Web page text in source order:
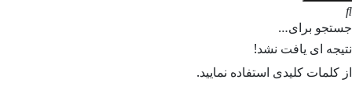
جستجو برای…
نتیجه ای یافت نشد!
از کلمات کلیدی استفاده نمایید.